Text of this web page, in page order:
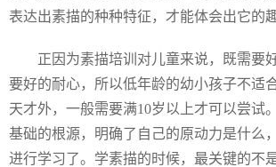
表达出素描的种种特征，才能体会出它的趣
正因为素描培训对儿童来说，既需要
要好的耐心，所以低年龄的幼小孩子不适
天才外，一般需要满10岁以上才可以尝试
基础的根源，明确了自己的原动力是什么
进行学习了。学素描的时候，最关键的不